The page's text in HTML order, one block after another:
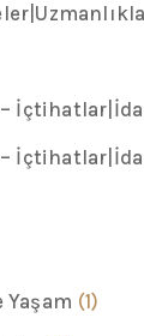
Yaşam (1)